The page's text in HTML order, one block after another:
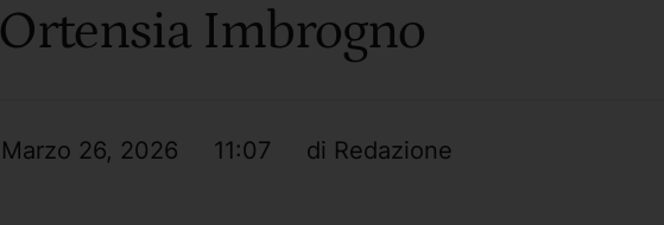
Ortensia Imbrogno
Marzo 26, 2026 11:07 di Redazione